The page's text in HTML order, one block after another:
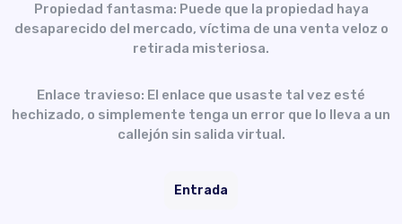
Propiedad fantasma: Puede que la propiedad haya
desaparecido del mercado, víctima de una venta veloz o
retirada misteriosa.
Enlace travieso: El enlace que usaste tal vez esté
hechizado, o simplemente tenga un error que lo lleva a un
callejón sin salida virtual.
Entrada